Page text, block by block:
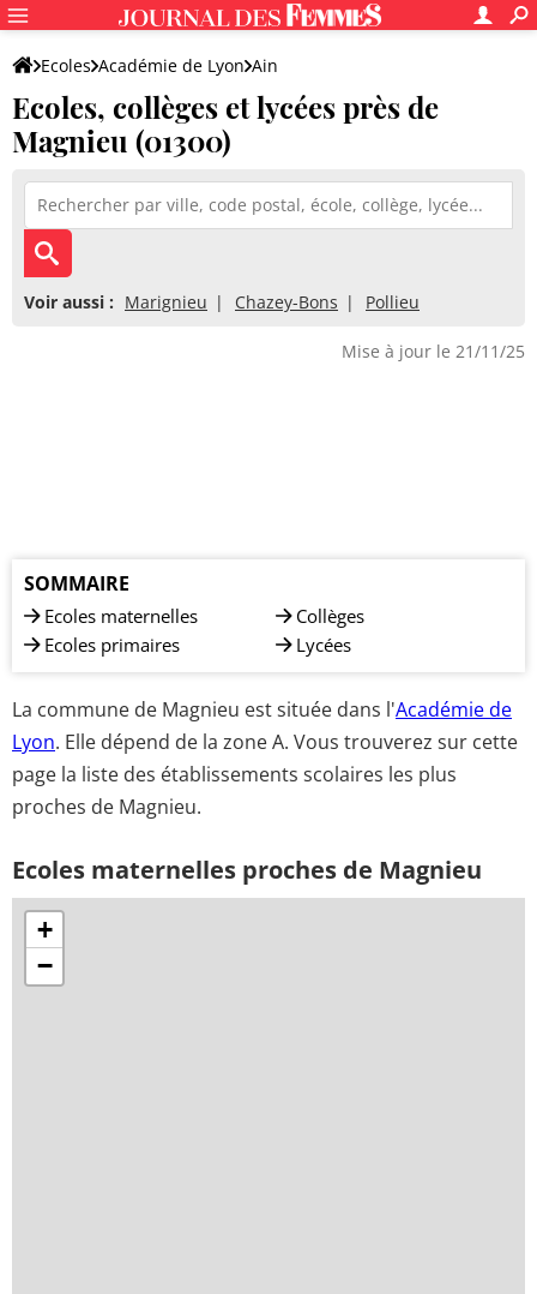
Ecoles Académie de Lyon Ain
Ecoles, collèges et lycées près de
Magnieu (01300)
Voir aussi : Marignieu Chazey-Bons Pollieu
Mise à jour le 21/11/25
SOMMAIRE
Ecoles maternelles
Ecoles primaires
Collèges
Lycées
La commune de Magnieu est située dans l'Académie de
Lyon. Elle dépend de la zone A. Vous trouverez sur cette
page la liste des établissements scolaires les plus
proches de Magnieu.
Ecoles maternelles proches de Magnieu
+
−